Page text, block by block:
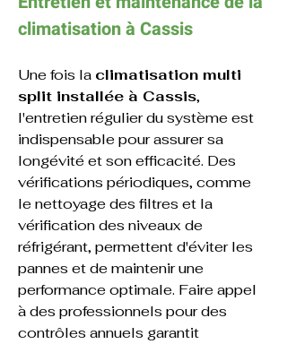
climatisation à Cassis
Une fois la climatisation multi
split installée à Cassis,
l'entretien régulier du système est
indispensable pour assurer sa
longévité et son efficacité. Des
vérifications périodiques, comme
le nettoyage des filtres et la
vérification des niveaux de
réfrigérant, permettent d'éviter les
pannes et de maintenir une
performance optimale. Faire appel
à des professionnels pour des
contrôles annuels garantit